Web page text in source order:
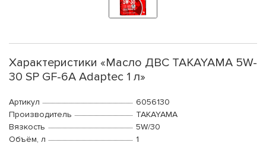
Характеристики «Масло ДВС TAKAYAMA 5W-
30 SP GF-6A Adaptec 1 л»
Артикул
6056130
Производитель
TAKAYAMA
Вязкость
5W/30
Объём, л
1